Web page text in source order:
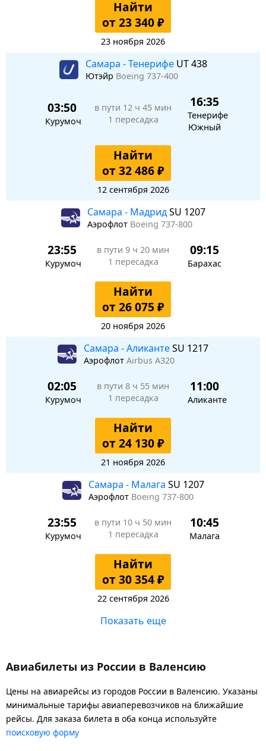
Найти
от 23 340 ₽
23 ноября 2026
Самара - Тенерифе UT 438
Ютэйр Boeing 737-400
03:50
Курумоч
в пути 12 ч 45 мин
1 пересадка
16:35
Тенерифе
Южный
Найти
от 32 486 ₽
12 сентября 2026
Самара - МадридSU 1207
Аэрофлот Boeing 737-800
23:55
Курумоч
в пути 9 ч 20 мин
1 пересадка
09:15
Барахас
Найти
от 26 075 ₽
20 ноября 2026
Самара - АликантеSU 1217
Аэрофлот Airbus A320
02:05
Курумоч
в пути 8 ч 55 мин
1 пересадка
11:00
Аликанте
Найти
от 24 130 ₽
21 ноября 2026
Самара - Малага SU 1207
Аэрофлот Boeing 737-800
23:55
Курумоч
в пути 10 ч 50 мин
1 пересадка
10:45
Малага
Найти
от 30 354 ₽
22 сентября 2026
Показать еще
Авиабилеты из России в Валенсию
Цены на авиарейсы из городов России в Валенсию. Указаны
минимальные тарифы авиаперевозчиков на ближайшие
рейсы. Для заказа билета в оба конца используйте
поисковую форму